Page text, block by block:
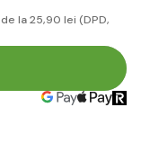
de la 25,90 lei (DPD,